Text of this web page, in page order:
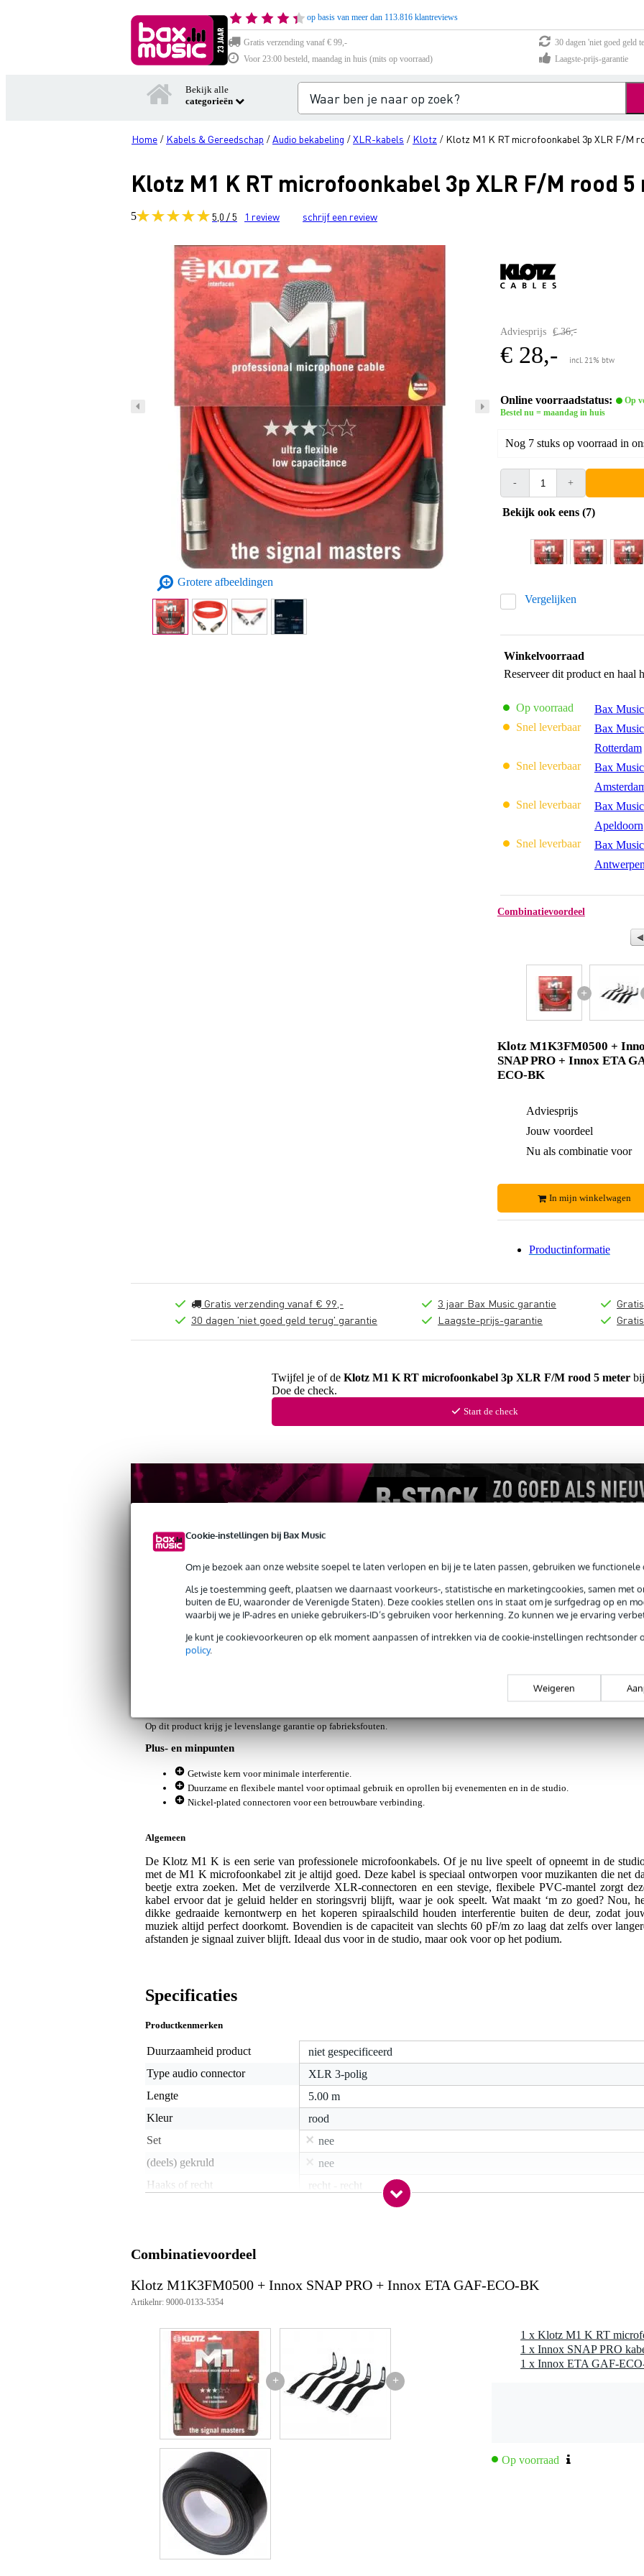
Cookie-instellingen bij Bax Music
Om je bezoek aan onze website soepel te laten verlopen en bij je te laten passen, gebruiken we functionele
Als je toestemming geeft, plaatsen we daarnaast voorkeurs-, statistische en marketingcookies, samen met
buiten de EU, waaronder de Verenigde Staten). Deze cookies stellen ons in staat om je surfgedrag op en
waarbij we je IP-adres en unieke gebruikers-ID’s gebruiken voor herkenning. Zo kunnen we je ervaring
Je kunt je cookievoorkeuren op elk moment aanpassen of intrekken via de cookie-instellingen rechtsonder
policy.
Weigeren
op basis van meer dan 113.816 klantreviews
Gratis verzending vanaf € 99,-
30 dagen 'niet goed geld
Voor 23:00 besteld, maandag in huis (mits op voorraad)
Laagste-prijs-garantie
Bekijk alle
categorieën
Home / Kabels & Gereedschap /Audio bekabeling /XLR-kabels / Klotz / Klotz M1 K RT microfoonkabel 3p XLR F/M
Klotz M1 K RT microfoonkabel 3p XLR F/M rood
5 5,0 / 5 1 review schrijf een review
Grotere afbeeldingen
Adviesprijs € 36,-
€ 28,- incl. 21% btw
Online voorraadstatus:
Op
Bestel nu = maandag in huis
Nog 7 stuks op voorraad in
- +
Bekijk ook eens (7)
Vergelijken
Winkelvoorraad
Reserveer dit product en haal
Op voorraad Bax
Snel leverbaar
Bax
Rotterdam
Snel leverbaar
Bax
Snel leverbaar
Bax
Apeldoorn
Snel leverbaar
Bax
Antwerpen
Combinatievoordeel
+
Klotz M1K3FM0500 +
SNAP PRO + Innox ETA
ECO-BK
Adviesprijs
Jouw voordeel
Nu als combinatie voor
In mijn winkelwagen
Productinformatie
Gratis verzending vanaf € 99,-
30 dagen 'niet goed geld terug' garantie
3 jaar Bax Music garantie
Laagste-prijs-garantie
Twijfel je of de Klotz M1 K RT microfoonkabel 3p XLR F/M rood 5 meter
Doe de check.
Start de check
Productinformatie Reviews (1)
Klotz M1 K RT microfoonkabel 3p XLR F/M rood 5 meter
9000-0133-1904
Op dit product krijg je levenslange garantie op fabrieksfouten.
Plus- en minpunten
Getwiste kern voor minimale interferentie.
Duurzame en flexibele mantel voor optimaal gebruik en oprollen bij evenementen en in de studio.
Nickel-plated connectoren voor een betrouwbare verbinding.
Algemeen
De Klotz M1 K is een serie van professionele microfoonkabels. Of je nu live speelt of opneemt in de
met de M1 K microfoonkabel zit je altijd goed. Deze kabel is speciaal ontworpen voor muzikanten die net
beetje extra zoeken. Met de verzilverde XLR-connectoren en een stevige, flexibele PVC-mantel zorgt
kabel ervoor dat je geluid helder en storingsvrij blijft, waar je ook speelt. Wat maakt ‘m zo goed? Nou,
dikke gedraaide kernontwerp en het koperen spiraalschild houden interferentie buiten de deur, zodat
muziek altijd perfect doorkomt. Bovendien is de capaciteit van slechts 60 pF/m zo laag dat zelfs over
afstanden je signaal zuiver blijft. Ideaal dus voor in de studio, maar ook voor op het podium.
Specificaties
Productkenmerken
Duurzaamheid product
niet gespecificeerd
Type audio connector
XLR 3-polig
Lengte
5.00 m
Kleur
rood
Set
nee
(deels) gekruld
nee
Haaks of recht
recht - recht
Productspecificaties
kabeltype: MY206
aansluitingen: 3p XLR female - 3p XLR male, nickel-plated
contacten: silver-plated
capaciteit: 60 pF/m
aderdikte: 0.22 mm²
mantel: flexibele PVC
bescherming: koperen spiraalschild
kleur: rood
Combinatievoordeel
Klotz M1K3FM0500 + Innox SNAP PRO + Innox ETA GAF-ECO-BK
Artikelnr: 9000-0133-5354
+ +
1 x Innox SNAP PRO
Op voorraad